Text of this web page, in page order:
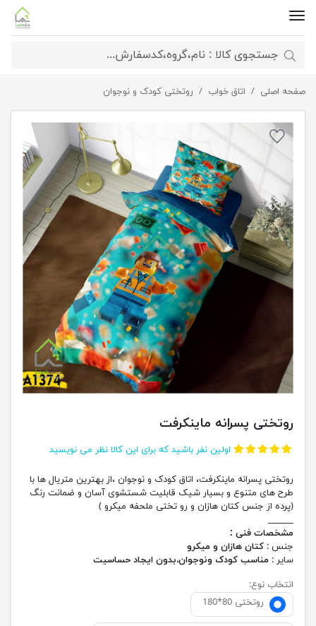
صفحه اصلی اتاق خواب روتختی کودک و نوجوان روتختی پسرانه ماینکرفت
روتختی پسرانه ماینکرفت
اولین نفر باشید که برای این کالا نظر می نویسید
روتختی پسرانه ماینکرفت، اتاق کودک و نوجوان ،از بهترین متریال ها با
طرح های متنوع و بسیار شیک قابلیت شستشوی آسان و ضمانت رنگ
(پرده از جنس کتان هازان و رو تختی ملحفه میکرو )
______
مشخصات فنی :
جنس : کتان هازان و میکرو
سایر : مناسب کودک ونوجوان،بدون ایجاد حساسیت
انتخاب نوع:
روتختی 80*180